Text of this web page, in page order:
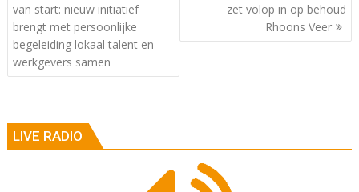
van start: nieuw initiatief
brengt met persoonlijke
begeleiding lokaal talent en
werkgevers samen
zet volop in op behoud
Rhoons Veer
LIVE RADIO